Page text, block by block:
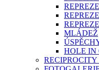
MLÁDEŽ
HOLE IN